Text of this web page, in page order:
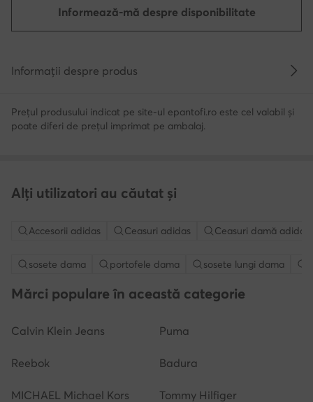
Informează-mă despre disponibilitate
Informații despre produs
Prețul produsului indicat pe site-ul epantofi.ro este cel valabil și
poate diferi de prețul imprimat pe ambalaj.
Alți utilizatori au căutat și
Accesorii adidas Ceasuri adidas Ceasuri damă adidas
sosete dama portofele dama sosete lungi dama
Mărci populare în această categorie
Calvin Klein Jeans Puma
Reebok Badura
MICHAEL Michael Kors Tommy Hilfiger